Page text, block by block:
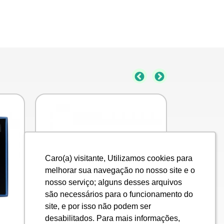
Caro(a) visitante, Utilizamos cookies para
melhorar sua navegação no nosso site e o
nosso serviço; alguns desses arquivos
são necessários para o funcionamento do
site, e por isso não podem ser
desabilitados. Para mais informações,
Caro(a) visitante, Utilizamos cookies para
melhorar sua navegação no nosso site e o
nosso serviço; alguns desses arquivos
são necessários para o funcionamento do
site, e por isso não podem ser
desabilitados. Para mais informações,